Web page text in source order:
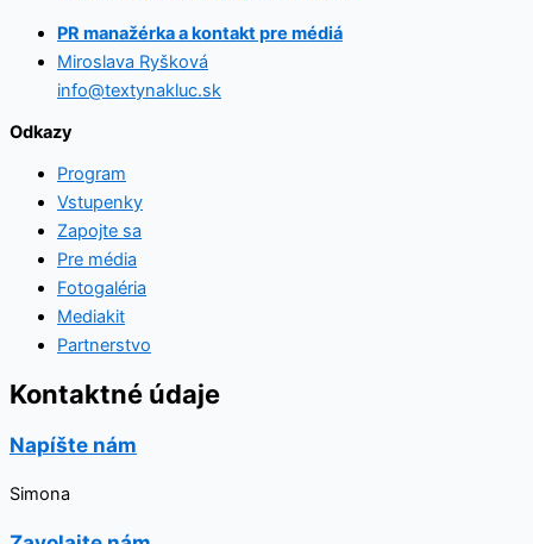
PR manažérka a kontakt pre médiá
Miroslava Ryšková
info@textynakluc.sk
Odkazy
Program
Vstupenky
Zapojte sa
Pre média
Fotogaléria
Mediakit
Partnerstvo
Kontaktné údaje
Napíšte nám
Simona